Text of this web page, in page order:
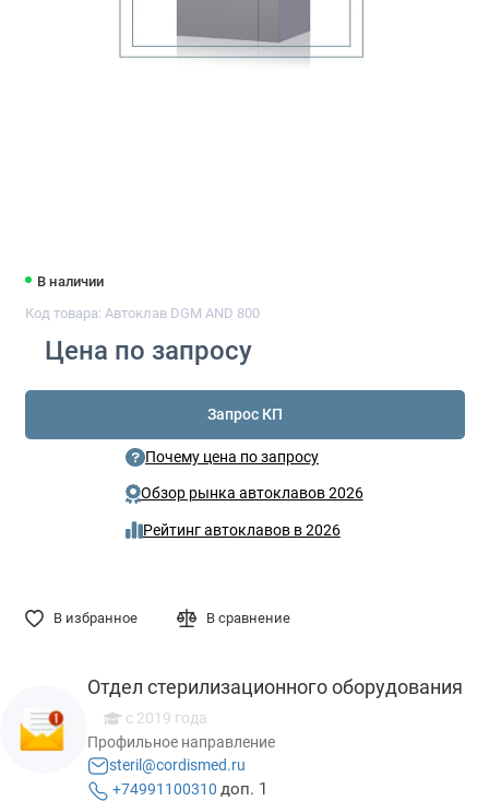
В наличии
Код товара: Автоклав DGM AND 800
Цена по запросу
Запрос КП
Почему цена по запросу
Обзор рынка автоклавов 2026
Рейтинг автоклавов в 2026
В избранное В сравнение
Отдел стерилизационного оборудования
c 2019 года
Профильное направление
steril@cordismed.ru
+74991100310 доп. 1